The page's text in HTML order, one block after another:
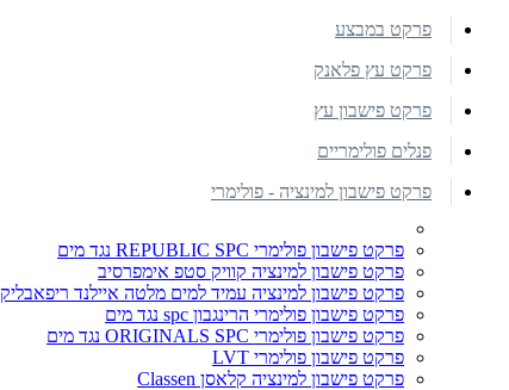
פרקט במבצע
פרקט עץ פלאנק
פרקט פישבון עץ
פנלים פולימריים
פרקט פישבון למינציה - פולימרי
פרקט פישבון פולימרי REPUBLIC SPC נגד מים
פרקט פישבון למינציה קוויק סטפ אימפרסיב
פרקט פישבון למינציה עמיד למים מלטה איילנד ריפאבליק
פרקט פישבון פולימרי הרינגבון spc נגד מים
פרקט פישבון פולימרי ORIGINALS SPC נגד מים
פרקט פישבון פולימרי LVT
פרקט פישבון למינציה קלאסן Classen